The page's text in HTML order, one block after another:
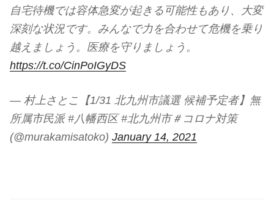
自宅待機では容体急変が起きる可能性もあり、大変
深刻な状況です。みんなで力を合わせて危機を乗り
越えましょう。医療を守りましょう。
https://t.co/CinPoIGyDS
— 村上さとこ【1/31 北九州市議選 候補予定者】無
所属市民派 #八幡西区 #北九州市＃コロナ対策
(@murakamisatoko) January 14, 2021